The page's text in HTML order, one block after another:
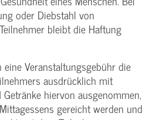
oder Diebstahl von
bleibt die Haftung
eine Veranstaltungs­gebühr die
ausdrücklich mit
hiervon ausgenommen,
gereicht werden und